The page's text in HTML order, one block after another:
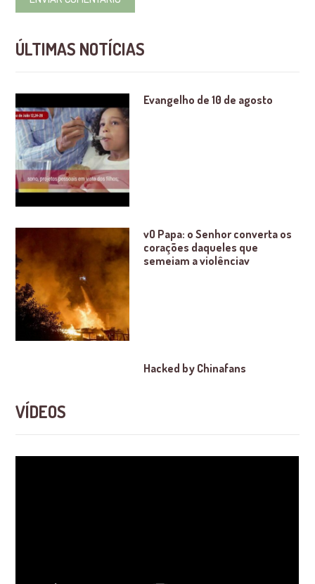
ÚLTIMAS NOTÍCIAS
Evangelho de 10 de agosto
vO Papa: o Senhor converta os
corações daqueles que
semeiam a violênciav
Hacked by Chinafans
VÍDEOS